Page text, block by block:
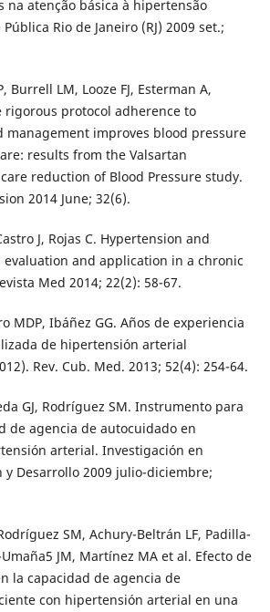
na atenção básica à hipertensão
Rio de Janeiro (RJ) 2009 set.;
Burrell LM, Looze FJ, Esterman A,
rigorous protocol adherence to
management improves blood pressure
results from the Valsartan
reduction of Blood Pressure study.
2014 June; 32(6).
J, Rojas C. Hypertension and
and application in a chronic
Med 2014; 22(2): 58-67.
MDP, Ibáñez GG. Años de experiencia
de hipertensión arterial
Rev. Cub. Med. 2013; 52(4): 254-64.
GJ, Rodríguez SM. Instrumento para
de agencia de autocuidado en
arterial. Investigación en
y Desarrollo 2009 julio-diciembre;
SM, Achury-Beltrán LF, Padilla-
JM, Martínez MA et al. Efecto de
la capacidad de agencia de
con hipertensión arterial en una